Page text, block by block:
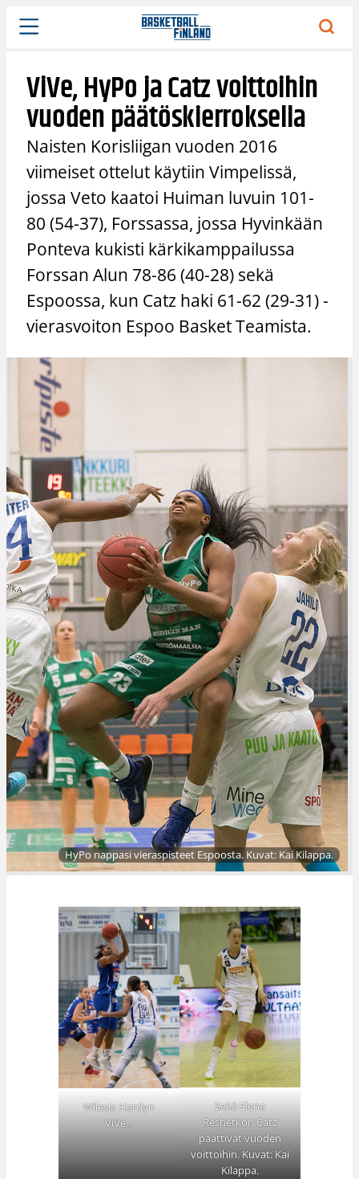
Siirry
sisältöön
ViVe, HyPo ja Catz voittoihin
vuoden päätöskierroksella
Naisten Korisliigan vuoden 2016
viimeiset ottelut käytiin Vimpelissä,
jossa Veto kaatoi Huiman luvuin 101-
80 (54-37), Forssassa, jossa Hyvinkään
Ponteva kukisti kärkikamppailussa
Forssan Alun 78-86 (40-28) sekä
Espoossa, kun Catz haki 61-62 (29-31) -
vierasvoiton Espoo Basket Teamista.
HyPo nappasi vieraspisteet Espoosta. Kuvat: Kai Kilappa.
Wilesia Hardyn
ViVe…
Sekä Elena
Reshetkon Catz
päättivät vuoden
voittoihin. Kuvat: Kai
Kilappa.